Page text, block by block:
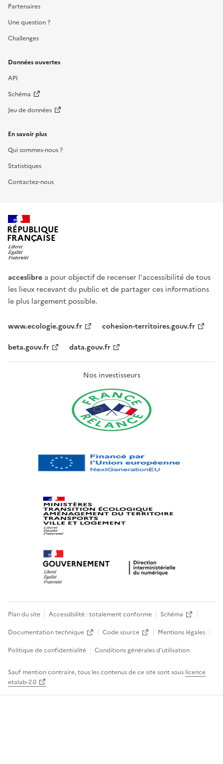
Partenaires
Une question ?
Challenges
Données ouvertes
API
Schéma
Jeu de données
En savoir plus
Qui sommes-nous ?
Statistiques
Contactez-nous
RÉPUBLIQUE
FRANÇAISE
acceslibre a pour objectif de recenser l'accessibilité de tous
les lieux recevant du public et de partager ces informations
le plus largement possible.
www.ecologie.gouv.fr
cohesion-territoires.gouv.fr
beta.gouv.fr
data.gouv.fr
Nos investisseurs
Plan du site Accessibilité : totalement conforme
Schéma
Documentation technique
Code source
Mentions légales
Politique de confidentialité
Conditions générales d’utilisation
Sauf mention contraire, tous les contenus de ce site sont sous licence
etalab-2.0